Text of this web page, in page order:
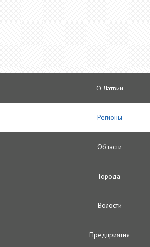
О Латвии
Регионы
Oбласти
Городa
Волости
Предприятия